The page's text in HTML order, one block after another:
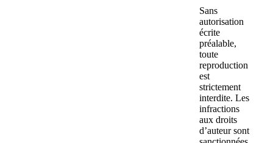
Sans
autorisation
écrite
préalable,
toute
reproduction
est
strictement
interdite. Les
infractions
aux droits
d’auteur sont